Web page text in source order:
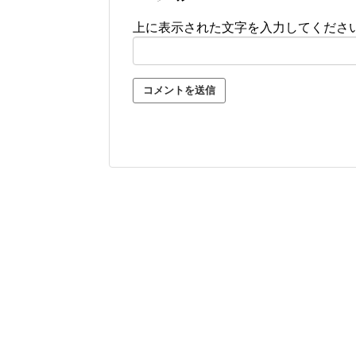
上に表示された文字を入力してくださ